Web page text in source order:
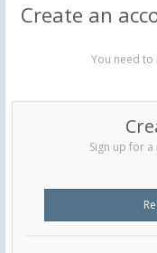
Create an
You need
Sign up for